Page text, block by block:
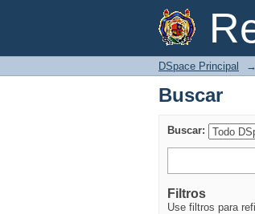
Buscar
DSpace Principal →
Buscar
Buscar:
Filtros
Use filtros para